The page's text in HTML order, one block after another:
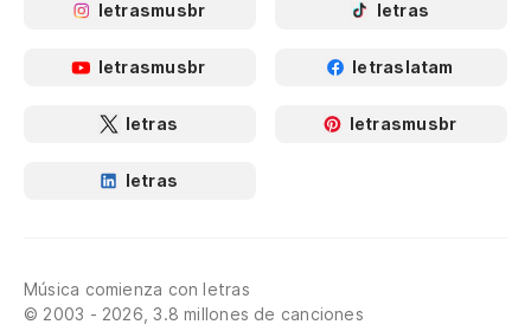
letrasmusbr letras
letrasmusbr letraslatam
letras letrasmusbr
letras
Música comienza con letras
© 2003 - 2026, 3.8 millones de canciones